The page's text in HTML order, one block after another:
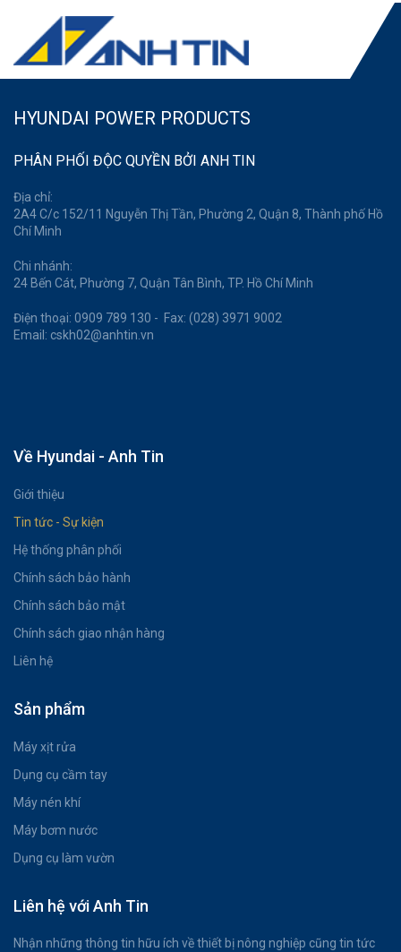
HYUNDAI POWER PRODUCTS
PHÂN PHỐI ĐỘC QUYỀN BỞI ANH TIN
Địa chỉ:
2A4 C/c 152/11 Nguyễn Thị Tần, Phường 2, Quận 8, Thành phố Hồ
Chí Minh
Chi nhánh:
24 Bến Cát, Phường 7, Quận Tân Bình, TP. Hồ Chí Minh
Điện thoại: 0909 789 130 - Fax: (028) 3971 9002
Email: cskh02@anhtin.vn
Về Hyundai - Anh Tin
Giới thiệu
Tin tức - Sự kiện
Hệ thống phân phối
Chính sách bảo hành
Chính sách bảo mật
Chính sách giao nhận hàng
Liên hệ
Sản phẩm
Máy xịt rửa
Dụng cụ cầm tay
Máy nén khí
Máy bơm nước
Dụng cụ làm vườn
Liên hệ với Anh Tin
Nhận những thông tin hữu ích về thiết bị nông nghiệp cũng tin tức